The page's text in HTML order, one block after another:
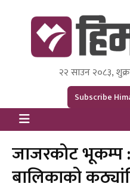
Himal Press
Dot NewsyNepal Media
२२ साउन २०८३,
Subscribe
जाजरकोट भूकम्प
बालिकाको